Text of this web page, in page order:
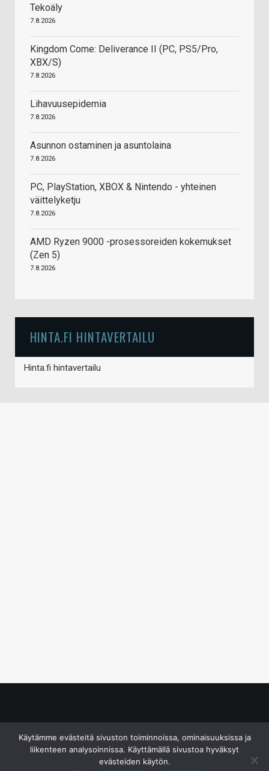
Tekoäly
7.8.2026
Kingdom Come: Deliverance II (PC, PS5/Pro,
XBX/S)
7.8.2026
Lihavuusepidemia
7.8.2026
Asunnon ostaminen ja asuntolaina
7.8.2026
PC, PlayStation, XBOX & Nintendo - yhteinen
väittelyketju
7.8.2026
AMD Ryzen 9000 -prosessoreiden kokemukset
(Zen 5)
7.8.2026
HINTA.FI HINTAVERTAILU
Hinta.fi hintavertailu
Käytämme evästeitä sivuston toiminnoissa, ominaisuuksissa ja
liikenteen analysoinnissa. Käyttämällä sivustoa hyväksyt
evästeiden käytön.